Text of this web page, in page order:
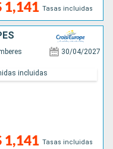
1,141 Tasas incluidas
30/04/2027
1,141 Tasas incluidas
incluidas